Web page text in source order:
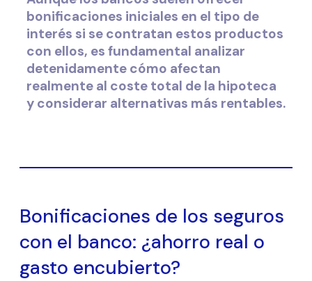
bonificaciones iniciales en el tipo de
interés si se contratan estos productos
con ellos, es fundamental analizar
detenidamente cómo afectan
realmente al coste total de la hipoteca
y considerar alternativas más rentables.
Bonificaciones de los seguros
con el banco: ¿ahorro real o
gasto encubierto?